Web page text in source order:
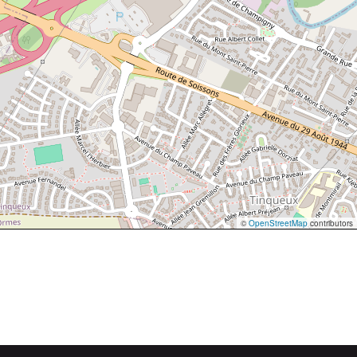
©OpenStreetMapcontributors